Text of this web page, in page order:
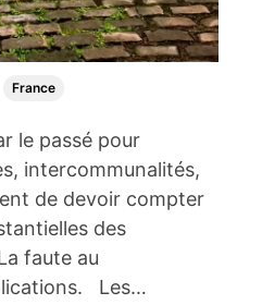
France
le passé pour
intercommunalités,
de devoir compter
des
faute au
Les…